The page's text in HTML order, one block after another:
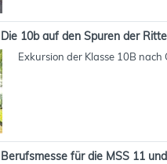
Die 10b auf den Spuren der
Exkursion der Klasse 10B nach
Berufsmesse für die MSS 11